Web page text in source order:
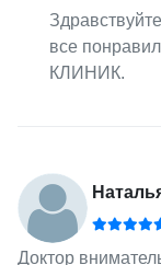
все
КЛИНИК.
Доктор